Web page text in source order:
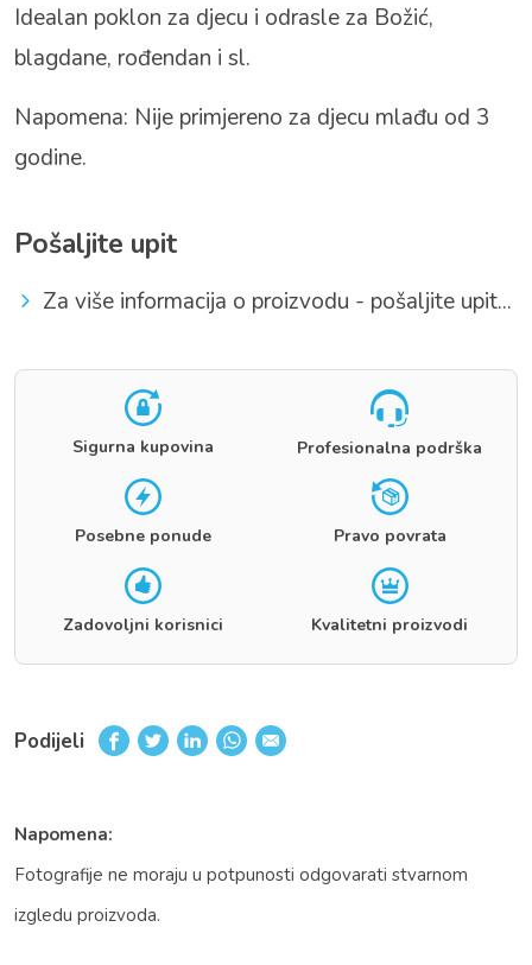
Idealan poklon za djecu i odrasle za Božić,
blagdane, rođendan i sl.
Napomena: Nije primjereno za djecu mlađu od 3
godine.
Pošaljite upit
Za više informacija o proizvodu - pošaljite upit...
Sigurna kupovina Profesionalna podrška
Posebne ponude Pravo povrata
Zadovoljni korisnici Kvalitetni proizvodi
Podijeli
Napomena:
Fotografije ne moraju u potpunosti odgovarati stvarnom
izgledu proizvoda.